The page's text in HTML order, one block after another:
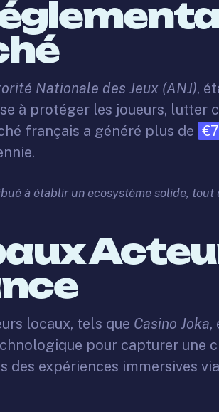
Nationale des Jeux (ANJ),
à protéger les joueurs,
français a généré plus de
à établir un ecosystème solide,
locaux, tels que Casino Joka,
pour capturer une
des expériences immersives